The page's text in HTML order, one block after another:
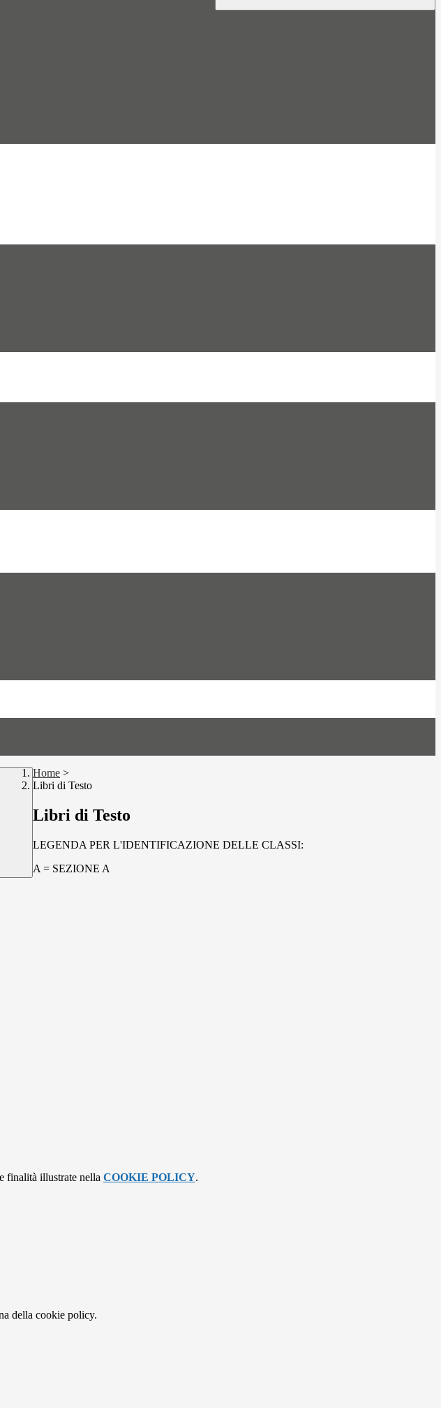
Home >
Libri di Testo
Libri di Testo
LEGENDA PER L'IDENTIFICAZIONE DELLE CLASSI:
A = SEZIONE A
finalità illustrate nella COOKIE POLICY.
della cookie policy.